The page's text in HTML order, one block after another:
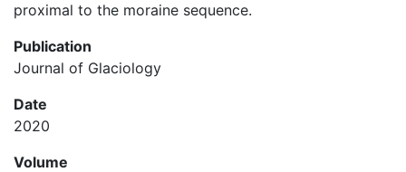
proximal to the moraine sequence.
Publication
Journal of Glaciology
Date
2020
Volume